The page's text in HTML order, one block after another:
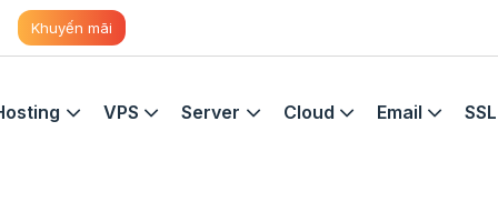
Khuyến mãi
VPS Server Cloud Email SSL